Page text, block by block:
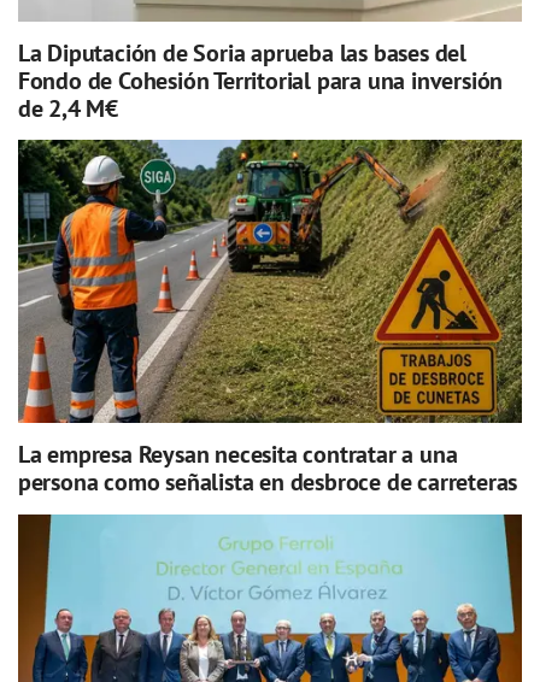
La Diputación de Soria aprueba las bases del
Fondo de Cohesión Territorial para una inversión
de 2,4 M€
La empresa Reysan necesita contratar a una
persona como señalista en desbroce de carreteras